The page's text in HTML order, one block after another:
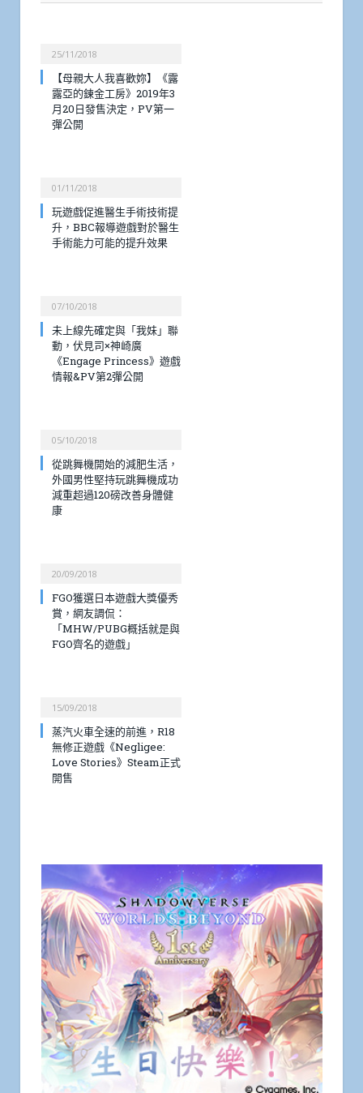
25/11/2018
【母親大人我喜歡妳】《露
露亞的鍊金工房》2019年3
月20日發售決定，PV第一
彈公開
01/11/2018
玩遊戲促進醫生手術技術提
升，BBC報導遊戲對於醫生
手術能力可能的提升效果
07/10/2018
未上線先確定與「我妹」聯
動，伏見司×神崎廣
《Engage Princess》遊戲
情報&PV第2彈公開
05/10/2018
從跳舞機開始的減肥生活，
外國男性堅持玩跳舞機成功
減重超過120磅改善身體健
康
20/09/2018
FGO獲選日本遊戲大獎優秀
賞，網友調侃：
「MHW/PUBG概括就是與
FGO齊名的遊戲」
15/09/2018
蒸汽火車全速的前進，R18
無修正遊戲《Negligee:
Love Stories》Steam正式
開售